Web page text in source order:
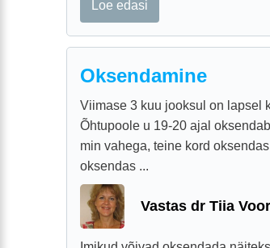
Loe edasi
Oksendamine
Viimase 3 kuu jooksul on lapsel
Õhtupoole u 19-20 ajal
min vahega, teine kord
oksendas ...
Vastas dr Tiia Voor